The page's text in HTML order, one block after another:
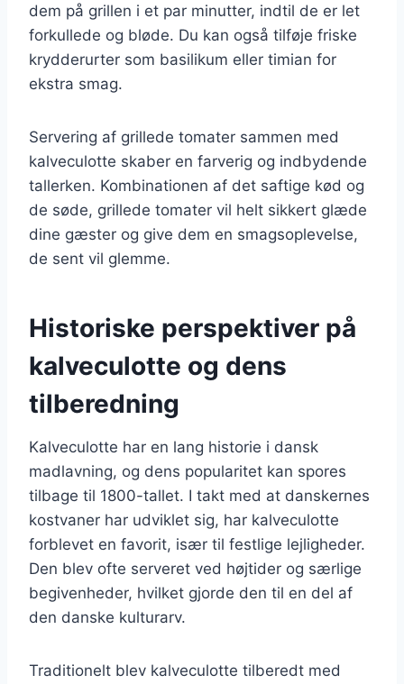
dem på grillen i et par minutter, indtil de er let
forkullede og bløde. Du kan også tilføje friske
krydderurter som basilikum eller timian for
ekstra smag.
Servering af grillede tomater sammen med
kalveculotte skaber en farverig og indbydende
tallerken. Kombinationen af det saftige kød og
de søde, grillede tomater vil helt sikkert glæde
dine gæster og give dem en smagsoplevelse,
de sent vil glemme.
Historiske perspektiver på
kalveculotte og dens
tilberedning
Kalveculotte har en lang historie i dansk
madlavning, og dens popularitet kan spores
tilbage til 1800-tallet. I takt med at danskernes
kostvaner har udviklet sig, har kalveculotte
forblevet en favorit, især til festlige lejligheder.
Den blev ofte serveret ved højtider og særlige
begivenheder, hvilket gjorde den til en del af
den danske kulturarv.
Traditionelt blev kalveculotte tilberedt med